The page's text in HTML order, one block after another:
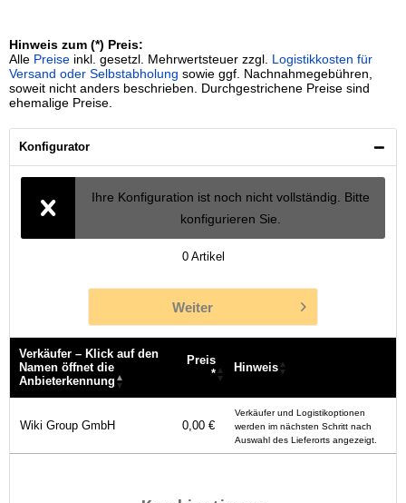
Hinweis zum (*) Preis:
Alle Preise inkl. gesetzl. Mehrwertsteuer zzgl. Logistikkosten für
Versand oder Selbstabholung sowie ggf. Nachnahmegebühren,
soweit nicht anders beschrieben. Durchgestrichene Preise sind
ehemalige Preise.
Konfigurator
Ihre Konfiguration ist noch nicht vollständig. Bitte
konfigurieren Sie.
0 Artikel
Weiter
Verkäufer – Klick auf den
Namen öffnet die
Anbieterkennung
Preis
*
Hinweis
Namen öffnet die
Anbieterkennung
*
Wiki Group GmbH
0,00 €
Verkäufer und Logistikoptionen
werden im nächsten Schritt nach
Auswahl des Lieferorts angezeigt.